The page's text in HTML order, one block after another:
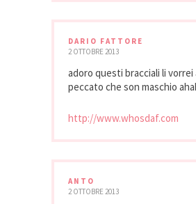
DARIO FATTORE
2 OTTOBRE 2013
adoro questi bracciali li vorrei
peccato che son maschio
http://www.whosdaf.com
ANTO
2 OTTOBRE 2013